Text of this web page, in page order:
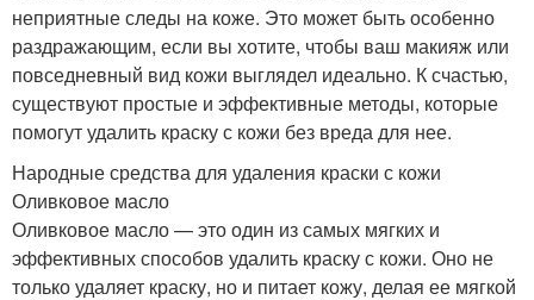
неприятные следы на коже. Это может быть особенно
раздражающим, если вы хотите, чтобы ваш макияж или
повседневный вид кожи выглядел идеально. К счастью,
существуют простые и эффективные методы, которые
помогут удалить краску с кожи без вреда для нее.
Народные средства для удаления краски с кожи
Оливковое масло
Оливковое масло — это один из самых мягких и
эффективных способов удалить краску с кожи. Оно не
только удаляет краску, но и питает кожу, делая ее мягкой